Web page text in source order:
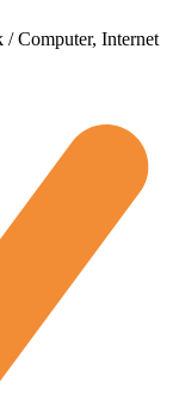
Computer, Internet